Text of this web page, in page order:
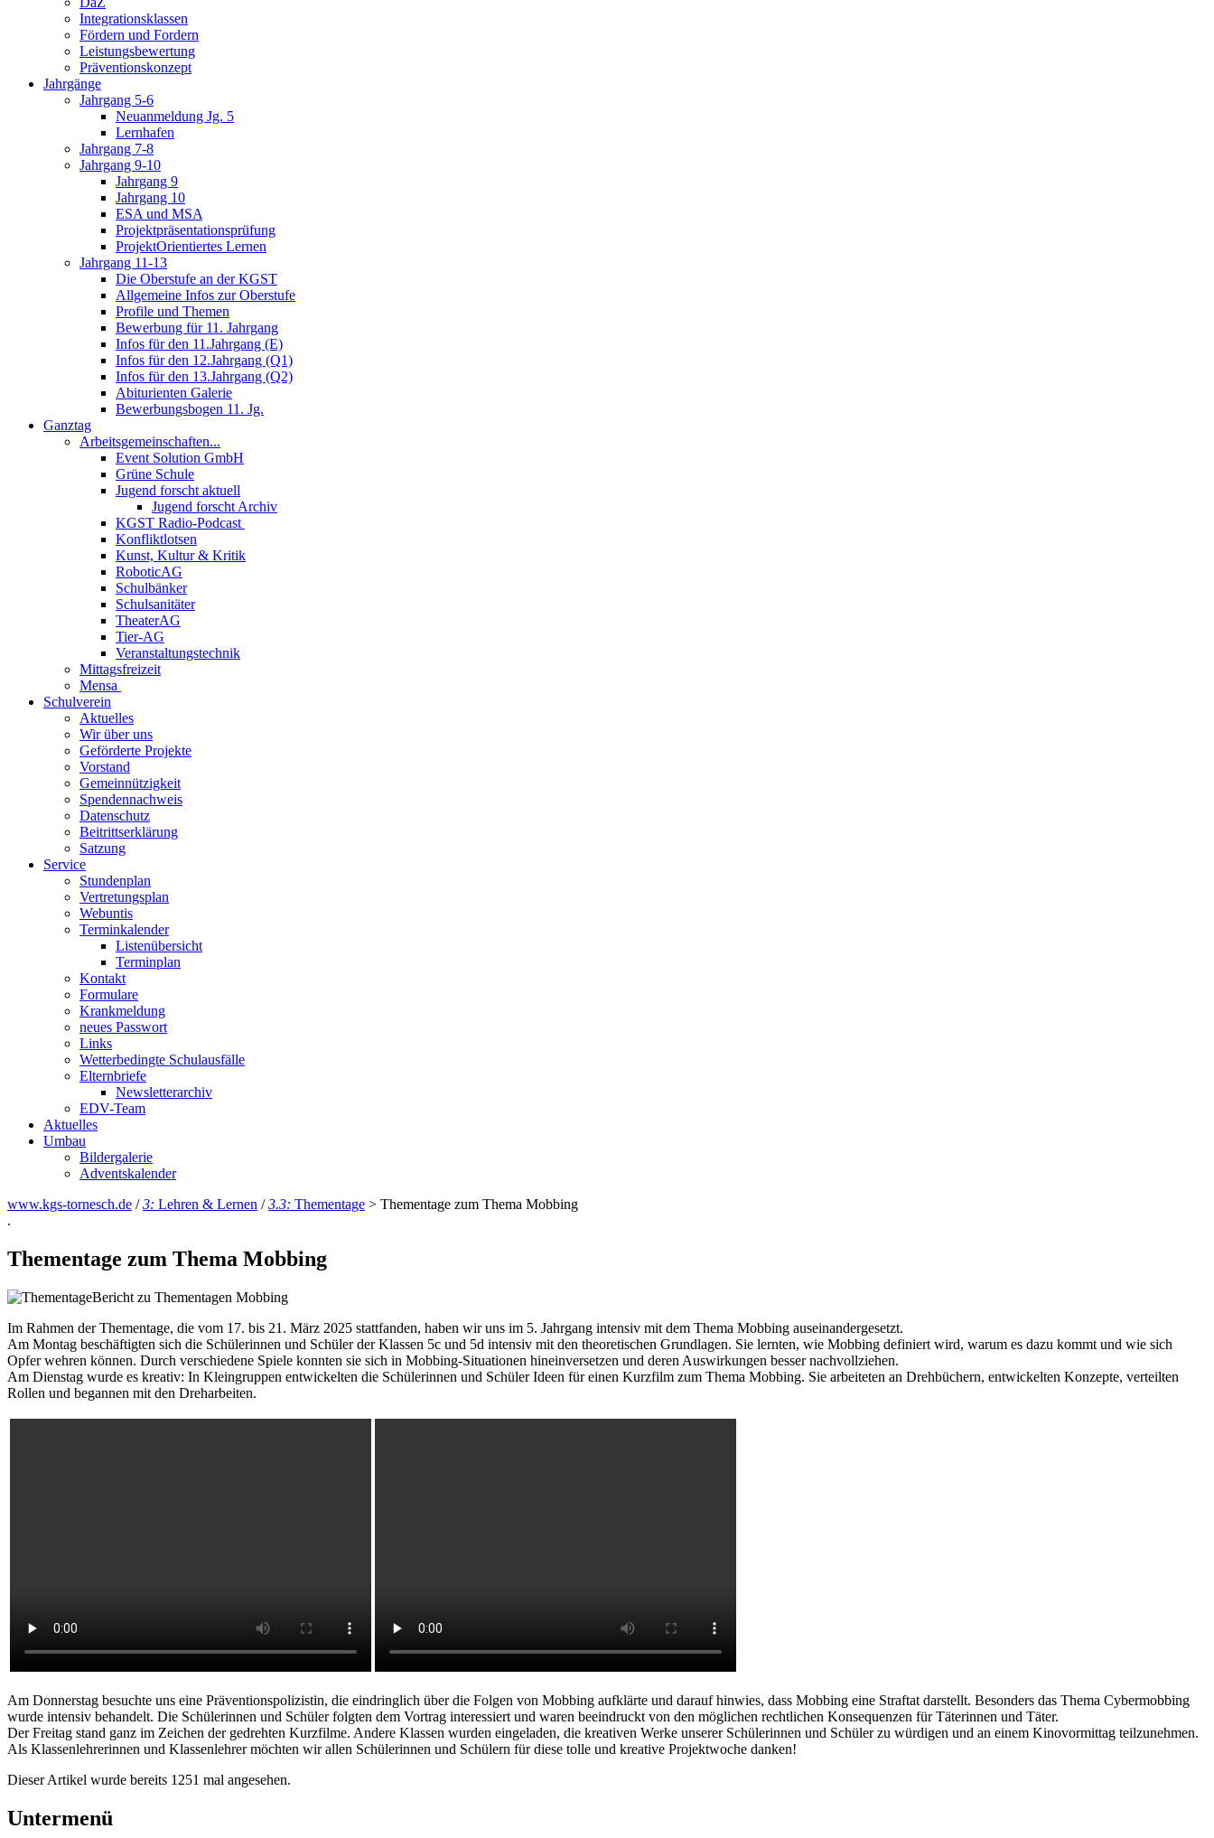
Integrationsklassen
Fördern und Fordern
Leistungsbewertung
Präventionskonzept
Jahrgänge
Jahrgang 5-6
Neuanmeldung Jg. 5
Lernhafen
Jahrgang 7-8
Jahrgang 9-10
Jahrgang 9
Jahrgang 10
ESA und MSA
Projektpräsentationsprüfung
ProjektOrientiertes Lernen
Jahrgang 11-13
Die Oberstufe an der KGST
Allgemeine Infos zur Oberstufe
Profile und Themen
Bewerbung für 11. Jahrgang
Infos für den 11.Jahrgang (E)
Infos für den 12.Jahrgang (Q1)
Infos für den 13.Jahrgang (Q2)
Abiturienten Galerie
Bewerbungsbogen 11. Jg.
Ganztag
Arbeitsgemeinschaften...
Event Solution GmbH
Grüne Schule
Jugend forscht aktuell
Jugend forscht Archiv
KGST Radio-Podcast
Konfliktlotsen
Kunst, Kultur & Kritik
RoboticAG
Schulbänker
Schulsanitäter
TheaterAG
Tier-AG
Veranstaltungstechnik
Mittagsfreizeit
Mensa
Schulverein
Aktuelles
Wir über uns
Geförderte Projekte
Vorstand
Gemeinnützigkeit
Spendennachweis
Datenschutz
Beitrittserklärung
Satzung
Service
Stundenplan
Vertretungsplan
Webuntis
Terminkalender
Listenübersicht
Terminplan
Kontakt
Formulare
Krankmeldung
neues Passwort
Links
Wetterbedingte Schulausfälle
Elternbriefe
Newsletterarchiv
EDV-Team
Aktuelles
Umbau
Bildergalerie
Adventskalender
www.kgs-tornesch.de /3: Lehren & Lernen /3.3: Thementage > Thementage zum Thema Mobbing
.
Thementage zum Thema Mobbing
Bericht zu Thementagen Mobbing
Im Rahmen der Thementage, die vom 17. bis 21. März 2025 stattfanden, haben wir uns im 5. Jahrgang intensiv mit dem Thema Mobbing auseinandergesetzt.
Am Montag beschäftigten sich die Schülerinnen und Schüler der Klassen 5c und 5d intensiv mit den theoretischen Grundlagen. Sie lernten, wie Mobbing definiert wird, warum es dazu kommt und wie sich
Opfer wehren können. Durch verschiedene Spiele konnten sie sich in Mobbing-Situationen hineinversetzen und deren Auswirkungen besser nachvollziehen.
Am Dienstag wurde es kreativ: In Kleingruppen entwickelten die Schülerinnen und Schüler Ideen für einen Kurzfilm zum Thema Mobbing. Sie arbeiteten an Drehbüchern, entwickelten Konzepte, verteilten
Rollen und begannen mit den Dreharbeiten.
Am Donnerstag besuchte uns eine Präventionspolizistin, die eindringlich über die Folgen von Mobbing aufklärte und darauf hinwies, dass Mobbing eine Straftat darstellt. Besonders das Thema Cybermobbing
wurde intensiv behandelt. Die Schülerinnen und Schüler folgten dem Vortrag interessiert und waren beeindruckt von den möglichen rechtlichen Konsequenzen für Täterinnen und Täter.
Der Freitag stand ganz im Zeichen der gedrehten Kurzfilme. Andere Klassen wurden eingeladen, die kreativen Werke unserer Schülerinnen und Schüler zu würdigen und an einem Kinovormittag teilzunehmen.
Als Klassenlehrerinnen und Klassenlehrer möchten wir allen Schülerinnen und Schülern für diese tolle und kreative Projektwoche danken!
Dieser Artikel wurde bereits 1251 mal angesehen.
Untermenü